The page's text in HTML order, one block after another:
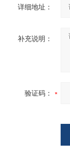
详细地址：
补充说明：
验证码：